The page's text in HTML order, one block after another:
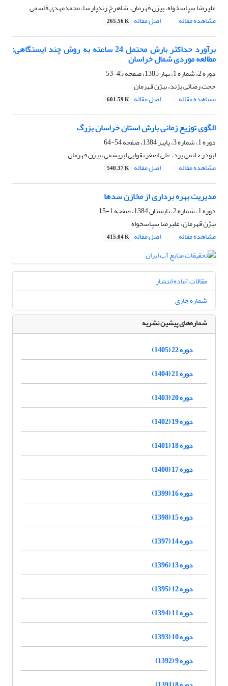
علیرضا سپاسخواه، بیژن قهرمان، شاهرخ زندپارسا، محمدمهدی قاسمی
مشاهده مقاله
اصل مقاله 265.56 K
برآورد حداکثر بارش محتمل 24 ساعته به روش چند ایستگاهی:
مطالعه موردی شمال خراسان
دوره 2، شماره 1، بهار 1385، صفحه
45-53
حجت رضائی پژند، بیژن قهرمان
مشاهده مقاله
اصل مقاله 601.59 K
الگوی توزیع زمانی بارش استان خراسان بزرگ
دوره 1، شماره 3، پاییز 1384، صفحه
54-64
ابوذر حاتمی یزد، علی اصغر تقوایی ابریشمی، بیژن قهرمان
مشاهده مقاله
اصل مقاله 540.37 K
مدیریت بهره برداری از مخازن سدها
دوره 1، شماره 2، تابستان 1384، صفحه
1-15
بیژن قهرمان، علیرضا سپاسخواه
مشاهده مقاله
اصل مقاله 415.04 K
مقالات آماده انتشار
شماره جاری
شماره‌های پیشین نشریه
دوره 22 (1405)
دوره 21 (1404)
دوره 20 (1403)
دوره 19 (1402)
دوره 18 (1401)
دوره 17 (1400)
دوره 16 (1399)
دوره 15 (1398)
دوره 14 (1397)
دوره 13 (1396)
دوره 12 (1395)
دوره 11 (1394)
دوره 10 (1393)
دوره 9 (1392)